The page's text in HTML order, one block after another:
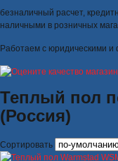
безналичный расчет,
наличными в розничных
Работаем с юридическими
Теплый пол
(Россия)
Сортировать